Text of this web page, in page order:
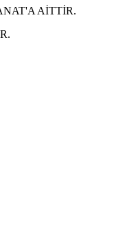
AİTTİR.